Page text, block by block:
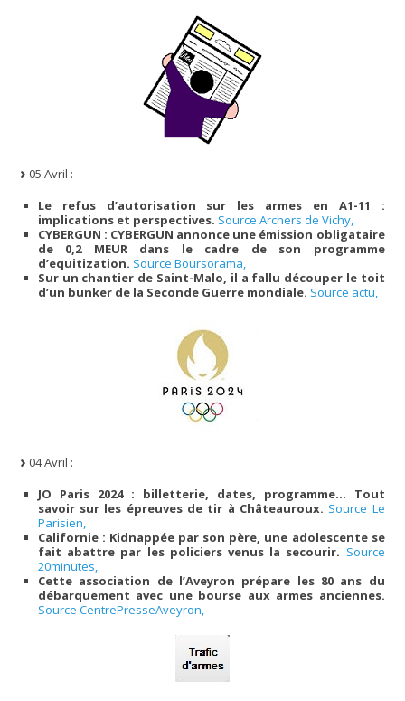
05 Avril :
Le refus d’autorisation sur les armes en A1-11 :
implications et perspectives. Source Archers de Vichy,
CYBERGUN : CYBERGUN annonce une émission obligataire
de 0,2 MEUR dans le cadre de son programme
d’equitization. Source Boursorama,
Sur un chantier de Saint-Malo, il a fallu découper le toit
d’un bunker de la Seconde Guerre mondiale. Source actu,
04 Avril :
JO Paris 2024 : billetterie, dates, programme… Tout
savoir sur les épreuves de tir à Châteauroux. Source Le
Parisien,
Californie : Kidnappée par son père, une adolescente se
fait abattre par les policiers venus la secourir. Source
20minutes,
Cette association de l’Aveyron prépare les 80 ans du
débarquement avec une bourse aux armes anciennes.
Source CentrePresseAveyron,